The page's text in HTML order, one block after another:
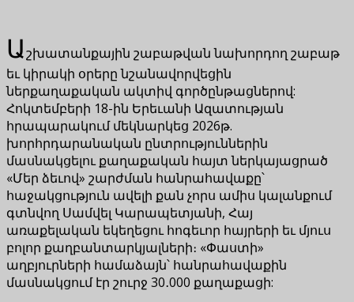
Աշխատանքային շաբաթվան նախորդող շաբաթ
եւ կիրակի օրերը նշանավորվեցին
ներքաղաքական ակտիվ գործընթացներով:
Հոկտեմբերի 18-ին Երեւանի Ազատության
հրապարակում մեկնարկեց 2026թ.
խորհրդարանական ընտրություններին
մասնակցելու քաղաքական հայտ ներկայացրած
«Մեր ձեւով» շարժման հանրահավաքը՝
հաջակցություն ավելի քան չորս ամիս կալանքում
գտնվող Սամվել Կարապետյանի, Հայ
առաքելական եկեղեցու հոգեւոր հայրերի եւ մյուս
բոլոր քաղբանտարկյալների։ «Փաստի»
աղբյուրների համաձայն՝ հանրահավաքին
մասնակցում էր շուրջ 30․000 քաղաքացի: